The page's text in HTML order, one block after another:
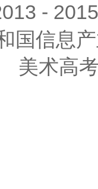
-
国信息
美术高